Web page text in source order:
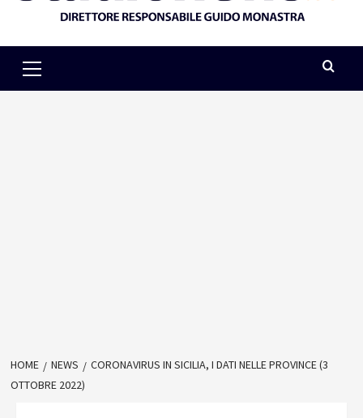
Menu
HOME NEWS
CORONAVIRUS IN SICILIA, I DATI NELLE PROVINCE (3
OTTOBRE 2022)